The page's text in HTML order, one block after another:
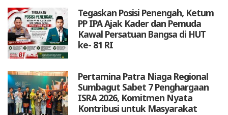
Tegaskan Posisi Penengah, Ketum
PP IPA Ajak Kader dan Pemuda
Kawal Persatuan Bangsa di HUT
ke- 81 RI
Pertamina Patra Niaga Regional
Sumbagut Sabet 7 Penghargaan
ISRA 2026, Komitmen Nyata
Kontribusi untuk Masyarakat